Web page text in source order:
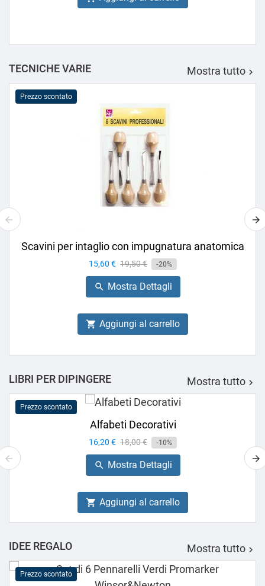
TECNICHE VARIE Mostra tutto 
Prezzo scontato
Scavini per intaglio con impugnatura anatomica
Prezzo
15,60 € Prezzo
base
19,50 € -20%
 Mostra Dettagli
 Aggiungi al carrello
LIBRI PER DIPINGERE Mostra tutto 
Prezzo scontato
Alfabeti Decorativi
Prezzo
16,20 € Prezzo
base
18,00 € -10%
 Mostra Dettagli
 Aggiungi al carrello
IDEE REGALO Mostra tutto 
Prezzo scontato